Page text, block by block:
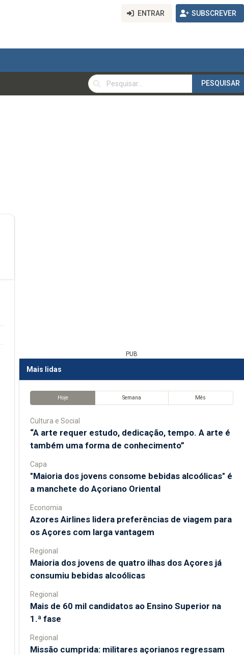
ENTRAR SUBSCREVER
PESQUISAR
PESQUISAR
PUB
Mais lidas
Hoje Semana Mês
Cultura e Social
“A arte requer estudo, dedicação, tempo. A arte é
também uma forma de conhecimento”
Capa
"Maioria dos jovens consome bebidas alcoólicas" é
a manchete do Açoriano Oriental
Economia
Azores Airlines lidera preferências de viagem para
os Açores com larga vantagem
Regional
Maioria dos jovens de quatro ilhas dos Açores já
consumiu bebidas alcoólicas
Regional
Mais de 60 mil candidatos ao Ensino Superior na
1.ª fase
Regional
Missão cumprida: militares açorianos regressam